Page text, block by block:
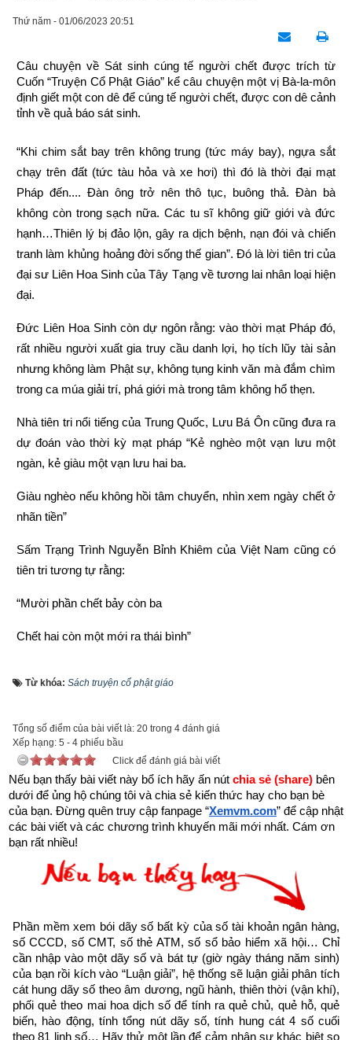
Thứ năm - 01/06/2023 20:51
Câu chuyện về Sát sinh cúng tế người chết được trích từ
Cuốn “Truyện Cổ Phật Giáo” kể câu chuyện một vị Bà-la-môn
định giết một con dê để cúng tế người chết, được con dê cảnh
tỉnh về quả báo sát sinh.
“Khi chim sắt bay trên không trung (tức máy bay), ngựa sắt
chạy trên đất (tức tàu hỏa và xe hơi) thì đó là thời đại mạt
Pháp đến.... Đàn ông trở nên thô tục, buông thả. Đàn bà
không còn trong sạch nữa. Các tu sĩ không giữ giới và đức
hạnh…Thiên lý bị đảo lộn, gây ra dịch bệnh, nạn đói và chiến
tranh làm khủng hoảng đời sống thế gian”. Đó là lời tiên tri của
đại sư Liên Hoa Sinh của Tây Tạng về tương lai nhân loại hiện
đại.
Đức Liên Hoa Sinh còn dự ngôn rằng: vào thời mạt Pháp đó,
rất nhiều người xuất gia truy cầu danh lợi, họ tích lũy tài sản
nhưng không làm Phật sự, không tụng kinh văn mà đắm chìm
trong ca múa giải trí, phá giới mà trong tâm không hổ thẹn.
Nhà tiên tri nổi tiếng của Trung Quốc, Lưu Bá Ôn cũng đưa ra
dự đoán vào thời kỳ mạt pháp “Kẻ nghèo một vạn lưu một
ngàn, kẻ giàu một vạn lưu hai ba.
Giàu nghèo nếu không hồi tâm chuyển, nhìn xem ngày chết ở
nhãn tiền”
Sấm Trạng Trình Nguyễn Bỉnh Khiêm của Việt Nam cũng có
tiên tri tương tự rằng:
“Mười phần chết bảy còn ba
Chết hai còn một mới ra thái bình”
được xem.
Trên đời có người hành Đại Thiện, gặp kiếp nạn này cũng bình
an”
Như vậy chúng ta đang sống trong thời gian cuối cùng của
thời kỳ mạt pháp khi mà đạo đức nhân loại suy đồi, bại hoại
Từ khóa: Sách truyện cổ phật giáo
Tổng số điểm của bài viết là: 20 trong 4 đánh giá
Xếp hạng: 5 - 4 phiếu bầu
Click để đánh giá bài viết
Nếu bạn thấy bài viết này bổ ích hãy ấn nút chia sẻ (share) bên
dưới để ủng hộ chúng tôi và chia sẻ kiến thức hay cho bạn bè
của bạn. Đừng quên truy cập fanpage “Xemvm.com” để cập nhật
các bài viết và các chương trình khuyến mãi mới nhất. Cám ơn
bạn rất nhiều!
Phần mềm xem bói dãy số bất kỳ của số tài khoản ngân hàng,
số CCCD, số CMT, số thẻ ATM, số sổ bảo hiểm xã hội… Chỉ
cần nhập vào một dãy số và bát tự (giờ ngày tháng năm sinh)
của bạn rồi kích vào “Luận giải”, hệ thống sẽ luận giải phân tích
cát hung dãy số theo âm dương, ngũ hành, thiên thời (vận khí),
phối quẻ theo mai hoa dịch số để tính ra quẻ chủ, quẻ hỗ, quẻ
biến, hào động, tính tổng nút dãy số, tính hung cát 4 số cuối
theo 81 linh số… Hãy thử một lần để cảm nhận sự khác biệt so